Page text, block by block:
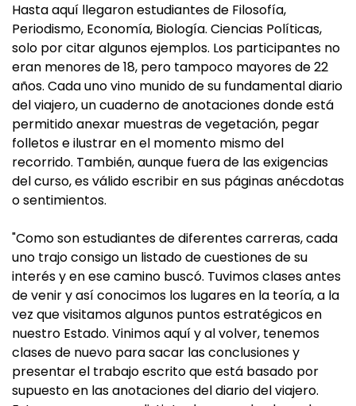
Hasta aquí llegaron estudiantes de Filosofía,
Periodismo, Economía, Biología. Ciencias Políticas,
solo por citar algunos ejemplos. Los participantes no
eran menores de 18, pero tampoco mayores de 22
años. Cada uno vino munido de su fundamental diario
del viajero, un cuaderno de anotaciones donde está
permitido anexar muestras de vegetación, pegar
folletos e ilustrar en el momento mismo del
recorrido. También, aunque fuera de las exigencias
del curso, es válido escribir en sus páginas anécdotas
o sentimientos.
"Como son estudiantes de diferentes carreras, cada
uno trajo consigo un listado de cuestiones de su
interés y en ese camino buscó. Tuvimos clases antes
de venir y así conocimos los lugares en la teoría, a la
vez que visitamos algunos puntos estratégicos en
nuestro Estado. Vinimos aquí y al volver, tenemos
clases de nuevo para sacar las conclusiones y
presentar el trabajo escrito que está basado por
supuesto en las anotaciones del diario del viajero.